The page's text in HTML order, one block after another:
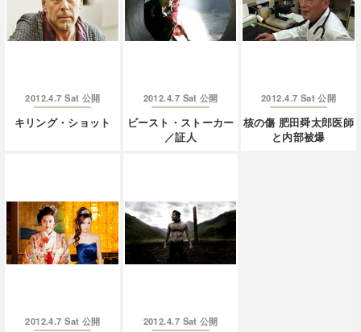
2012.4.7 Sat 公開
キリング・ショット
2012.4.7 Sat 公開
ビースト・ストーカー
／証人
2012.4.7 Sat 公開
核の傷 肥田舜太郎医師
と内部被爆
2012.4.7 Sat 公開 2012.4.7 Sat 公開